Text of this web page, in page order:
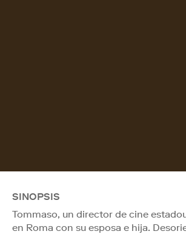
SINOPSIS
Tommaso, un director de cine
en Roma con su esposa e hija.